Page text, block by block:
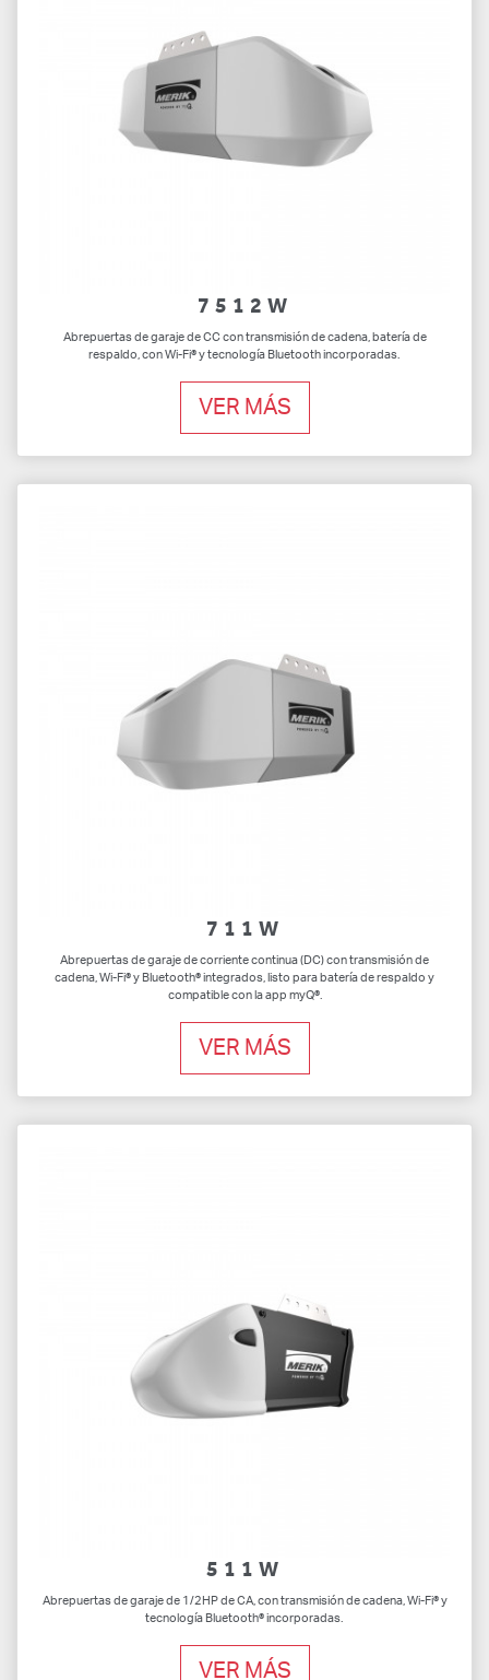
7512W
Abrepuertas de garaje de CC con transmisión de cadena, batería de
respaldo, con Wi-Fi® y tecnología Bluetooth incorporadas.
VER MÁS
711W
Abrepuertas de garaje de corriente continua (DC) con transmisión de
cadena, Wi-Fi® y Bluetooth® integrados, listo para batería de respaldo y
compatible con la app myQ®.
VER MÁS
511W
Abrepuertas de garaje de 1/2HP de CA, con transmisión de cadena, Wi-Fi® y
tecnología Bluetooth® incorporadas.
VER MÁS